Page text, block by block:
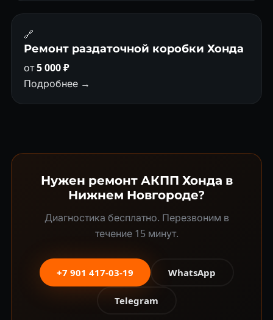
🔗
Ремонт раздаточной коробки Хонда
от5 000 ₽
Подробнее →
Нужен ремонт АКПП Хонда в
Нижнем Новгороде?
Диагностика бесплатно. Перезвоним в
течение 15 минут.
+7 901 417-03-19 WhatsApp
Telegram